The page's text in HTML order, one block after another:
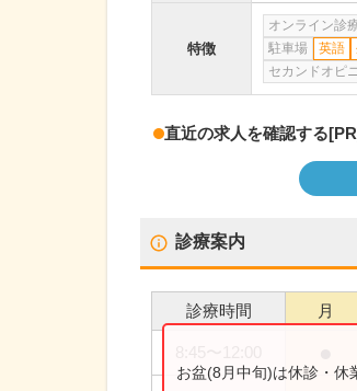
特徴
オンライン診
駐車場
英語
セカンドオピ
直近の求人を確認する
診療案内
診療時間 月
お盆(8月中旬)は休診・休